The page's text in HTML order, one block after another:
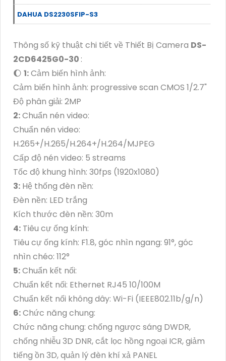
DAHUA DS2230SFIP-S3
Thông số kỹ thuật chi tiết về Thiết Bị Camera DS-
2CD6425G0-30 :
🌔 1:Cảm biến hình ảnh:
Cảm biến hình ảnh: progressive scan CMOS 1/2.7"
Độ phân giải: 2MP
2:Chuẩn nén video:
Chuẩn nén video:
H.265+/H.265/H.264+/H.264/MJPEG
Cấp độ nén video: 5 streams
Tốc độ khung hình: 30fps (1920x1080)
3: Hệ thống đèn nền:
Đèn nền: LED trắng
Kích thước đèn nền: 30m
4: Tiêu cự ống kính:
Tiêu cự ống kính: F1.8, góc nhìn ngang: 91°, góc
nhìn chéo: 112°
5:Chuẩn kết nối:
Chuẩn kết nối: Ethernet RJ45 10/100M
Chuẩn kết nối không dây: Wi-Fi (IEEE802.11b/g/n)
6:Chức năng chung:
Chức năng chung: chống ngược sáng DWDR,
chống nhiễu 3D DNR, cắt lọc hồng ngoại ICR, giảm
tiếng ồn 3D, quản lý đèn khí xả PANEL